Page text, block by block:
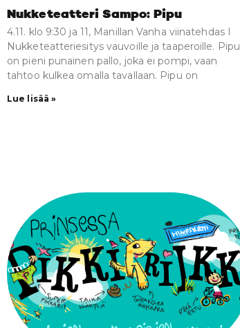
Nukketeatteri Sampo: Pipu
4.11. klo 9:30 ja 11, Manillan Vanha viinatehdas I
Nukketeatteriesitys vauvoille ja taaperoille. Pipu
on pieni punainen pallo, joka ei pompi, vaan
tahtoo kulkea omalla tavallaan. Pipu on
Lue lisää »